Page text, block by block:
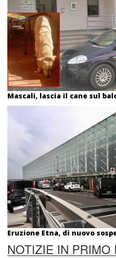
Mascali, lascia il cane sul
Eruzione Etna, di nuovo
NOTIZIE IN PRIMO